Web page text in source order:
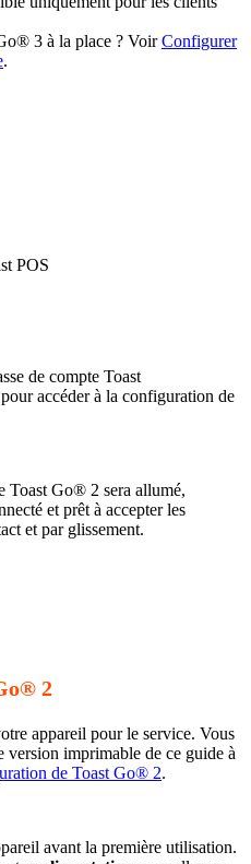
3 à la place ? VoirConfigurer
.
POS
de compte Toast
accéder à la configuration de
Toast Go® 2 sera allumé,
et prêt à accepter les
et par glissement.
2
appareil pour le service. Vous
version imprimable de ce guide à
de Toast Go® 2.
avant la première utilisation.